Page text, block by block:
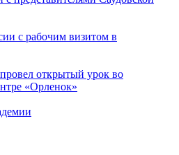
с рабочим визитом в
открытый урок во
«Орленок»